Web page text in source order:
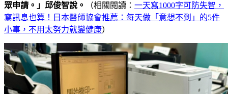
眾申請。」邱俊智說。
（相關閱讀： 一天寫1000字可防失智，
寫訊息也算！日本醫師協會推薦：每天做「意想不到」的5件
小事，不用太努力就變健康）